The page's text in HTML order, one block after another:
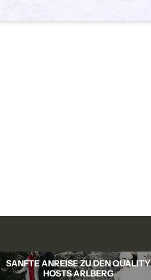
SANFTE ANREISE ZU DEN QUALITY
HOSTS ARLBERG